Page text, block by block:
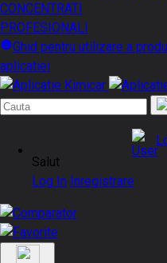
CONCENTRATI
PROFESIONALI
Ghid pentru utilizare a
aplicatiei
Salut
Log In Inregistrare